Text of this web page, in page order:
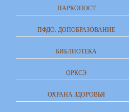
НАРКОПОСТ
ПФДО. ДОПОБРАЗОВАНИЕ
БИБЛИОТЕКА
ОРКСЭ
ОХРАНА ЗДОРОВЬЯ